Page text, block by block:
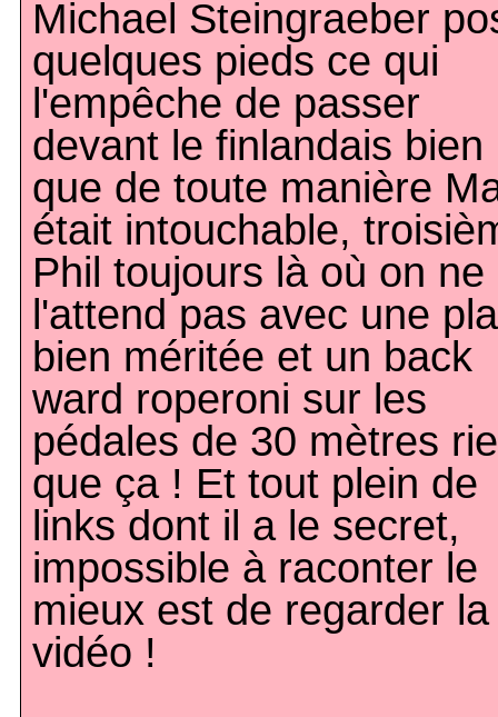
Michael Steingraeber
quelques pieds ce qui
l'empêche de passer
devant le finlandais bien
que de toute manière
était intouchable,
Phil toujours là où on ne
l'attend pas avec une
bien méritée et un back
ward roperoni sur les
pédales de 30 mètres
que ça ! Et tout plein de
links dont il a le secret,
impossible à raconter le
mieux est de regarder la
vidéo !